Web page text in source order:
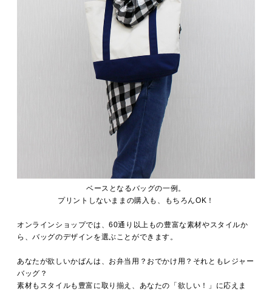
ベースとなるバッグの一例。
プリントしないままの購入も、もちろんOK！
オンラインショップでは、60通り以上もの豊富な素材やスタイルか
ら、バッグのデザインを選ぶことができます。
あなたが欲しいかばんは、お弁当用？おでかけ用？それともレジャー
バッグ？
素材もスタイルも豊富に取り揃え、あなたの「欲しい！」に応えま